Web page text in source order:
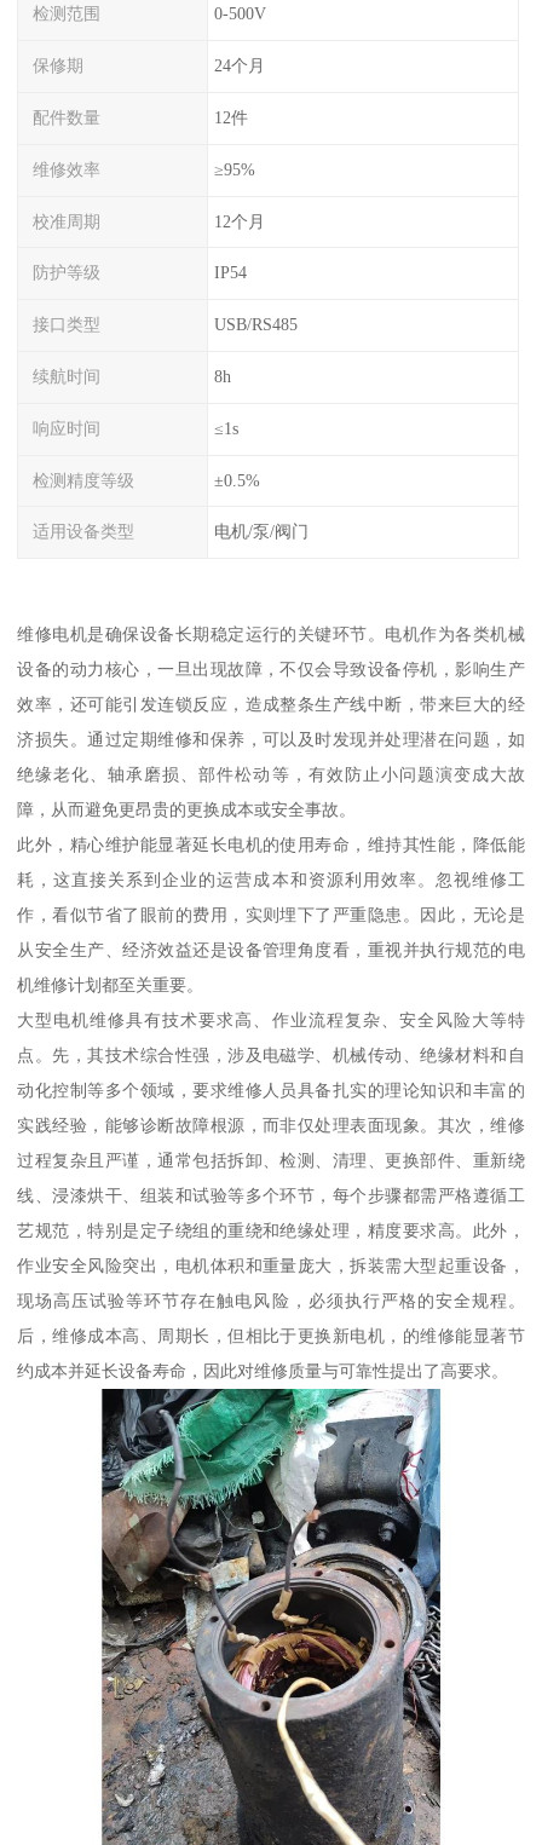
检测范围 0-500V
保修期 24个月
配件数量 12件
维修效率 ≥95%
校准周期 12个月
防护等级 IP54
接口类型 USB/RS485
续航时间 8h
响应时间 ≤1s
检测精度等级 ±0.5%
适用设备类型 电机/泵/阀门
维修电机是确保设备长期稳定运行的关键环节。电机作为各类机械
设备的动力核心，一旦出现故障，不仅会导致设备停机，影响生产
效率，还可能引发连锁反应，造成整条生产线中断，带来巨大的经
济损失。通过定期维修和保养，可以及时发现并处理潜在问题，如
绝缘老化、轴承磨损、部件松动等，有效防止小问题演变成大故
障，从而避免更昂贵的更换成本或安全事故。
此外，精心维护能显著延长电机的使用寿命，维持其性能，降低能
耗，这直接关系到企业的运营成本和资源利用效率。忽视维修工
作，看似节省了眼前的费用，实则埋下了严重隐患。因此，无论是
从安全生产、经济效益还是设备管理角度看，重视并执行规范的电
机维修计划都至关重要。
大型电机维修具有技术要求高、作业流程复杂、安全风险大等特
点。先，其技术综合性强，涉及电磁学、机械传动、绝缘材料和自
动化控制等多个领域，要求维修人员具备扎实的理论知识和丰富的
实践经验，能够诊断故障根源，而非仅处理表面现象。其次，维修
过程复杂且严谨，通常包括拆卸、检测、清理、更换部件、重新绕
线、浸漆烘干、组装和试验等多个环节，每个步骤都需严格遵循工
艺规范，特别是定子绕组的重绕和绝缘处理，精度要求高。此外，
作业安全风险突出，电机体积和重量庞大，拆装需大型起重设备，
现场高压试验等环节存在触电风险，必须执行严格的安全规程。
后，维修成本高、周期长，但相比于更换新电机，的维修能显著节
约成本并延长设备寿命，因此对维修质量与可靠性提出了高要求。